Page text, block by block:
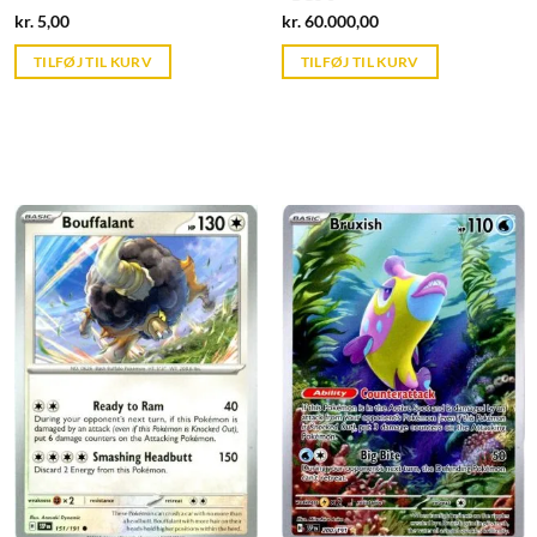
kr.5,00Current
is:
kr. 39,95.
TILFØJ TIL KURV
kr.60.000,00Current
is:
kr. 39,95.
TILFØJ TIL KURV